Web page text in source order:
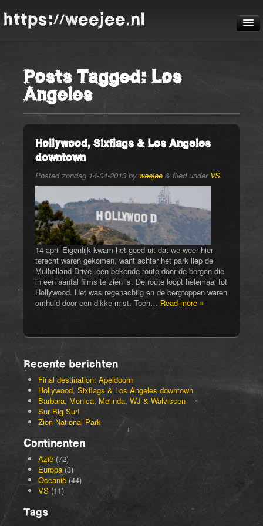
https://weejee.nl
Blog
Pheauteaux
De route
Posts Tagged:Los
Angeles
Hollywood, Sixflags & Los Angeles
downtown
Postedzondag 14-04-2013 by weejee & filed under VS.
14 april Eigenlijk kwam het goed uit dat we weer hier
terecht waren gekomen, want achter het park liep de
Mulholland Drive, een bekende route door de bergen die
in een aantal films te zien is. De route loopt helemaal tot
Hollywood. Het was regenachtig en de bergtoppen waren
omhuld door een dikke mist. Toch… Read more »
Recente berichten
Final destination: Apeldoorn
Hollywood, Sixflags & Los Angeles downtown
Barbara, Monica, Melinda, WJ & Walvissen
Sur Big Sur!
Zion National Park
Continenten
Azië (72)
Europa (3)
Oceanië (44)
VS (11)
Tags